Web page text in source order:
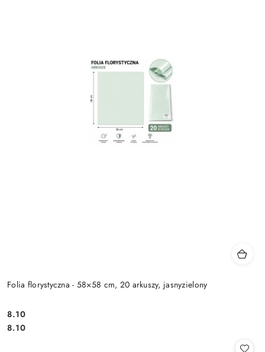
Folia florystyczna - 58×58 cm, 20 arkuszy, jasnyzielony
Cena:
8.10
Cena:
8.10